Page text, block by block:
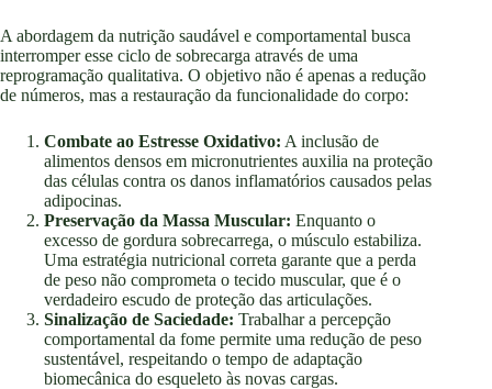
A abordagem da nutrição saudável e comportamental busca
interromper esse ciclo de sobrecarga através de uma
reprogramação qualitativa. O objetivo não é apenas a redução
de números, mas a restauração da funcionalidade do corpo:
Combate ao Estresse Oxidativo: A inclusão de
alimentos densos em micronutrientes auxilia na proteção
das células contra os danos inflamatórios causados pelas
adipocinas.
Preservação da Massa Muscular: Enquanto o
excesso de gordura sobrecarrega, o músculo estabiliza.
Uma estratégia nutricional correta garante que a perda
de peso não comprometa o tecido muscular, que é o
verdadeiro escudo de proteção das articulações.
Sinalização de Saciedade: Trabalhar a percepção
comportamental da fome permite uma redução de peso
sustentável, respeitando o tempo de adaptação
biomecânica do esqueleto às novas cargas.